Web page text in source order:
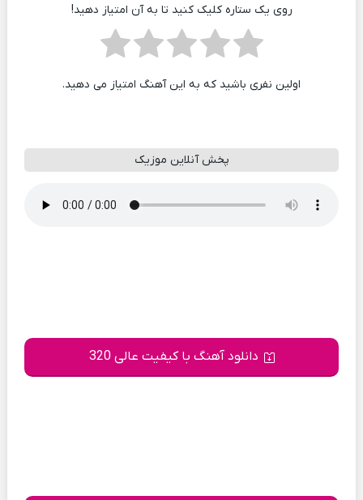
روی یک ستاره کلیک کنید تا به آن امتیاز دهید!
اولین نفری باشید که به این آهنگ امتیاز می دهید.
پخش آنلاین موزیک
دانلود آهنگ با کیفیت عالی 320